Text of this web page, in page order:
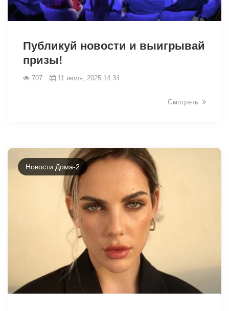
Публикуй новости и выигрывай
призы!
707 11 июля, 2025 14:34
Смотреть
Новости Дома-2